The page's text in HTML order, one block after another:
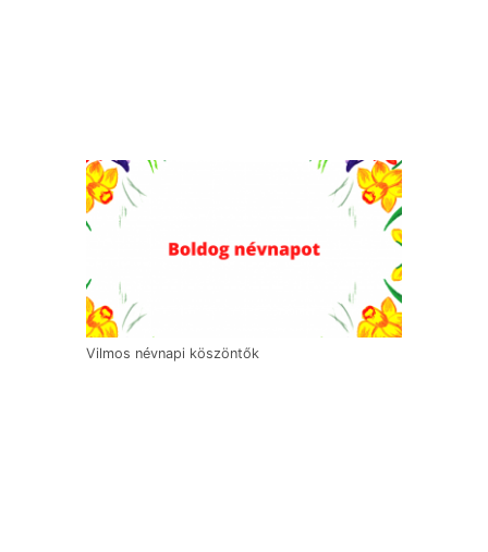
Vilmos névnapi köszöntők